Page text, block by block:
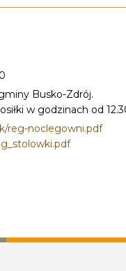
Busko-Zdrój.
w godzinach od
reg-noclegowni.pdf